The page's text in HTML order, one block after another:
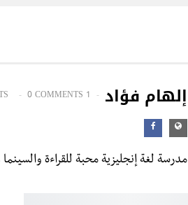
إلهام فؤاد 1 POSTS
0 COMMENTS
مدرسة لغة إنجليزية محبة للقراءة